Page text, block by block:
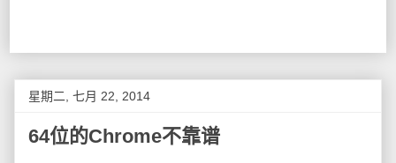
星期二, 七月 22, 2014
64位的Chrome不靠谱